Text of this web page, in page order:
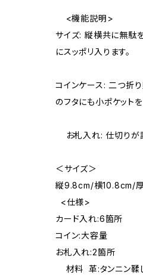
<機能説明>
サイズ: 縦横共に無駄
にスッポリ入ります。
コインケース: 二つ折
のフタにも小ポケット
お札入れ: 仕切りが
＜サイズ＞
縦9.8cm/横10.8cm/
<仕様>
カード入れ:6箇所
コイン:大容量
お札入れ:2箇所
材料 革:タンニン鞣